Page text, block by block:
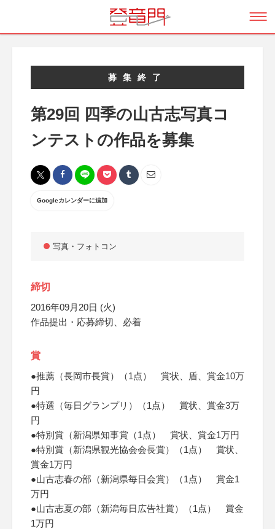
募集終了
第29回 四季の山古志写真コ
ンテストの作品を募集
Googleカレンダーに追加
写真・フォトコン
締切
2016年09月20日 (火)
作品提出・応募締切、必着
賞
●推薦（長岡市長賞）（1点） 賞状、盾、賞金10万
円
●特選（毎日グランプリ）（1点） 賞状、賞金3万
円
●特別賞（新潟県知事賞（1点） 賞状、賞金1万円
●特別賞（新潟県観光協会会長賞）（1点） 賞状、
賞金1万円
●山古志春の部（新潟県毎日会賞）（1点） 賞金1
万円
●山古志夏の部（新潟毎日広告社賞）（1点） 賞金
1万円